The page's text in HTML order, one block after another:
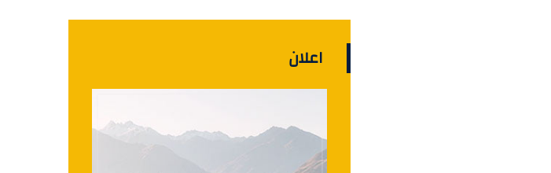
اعلان